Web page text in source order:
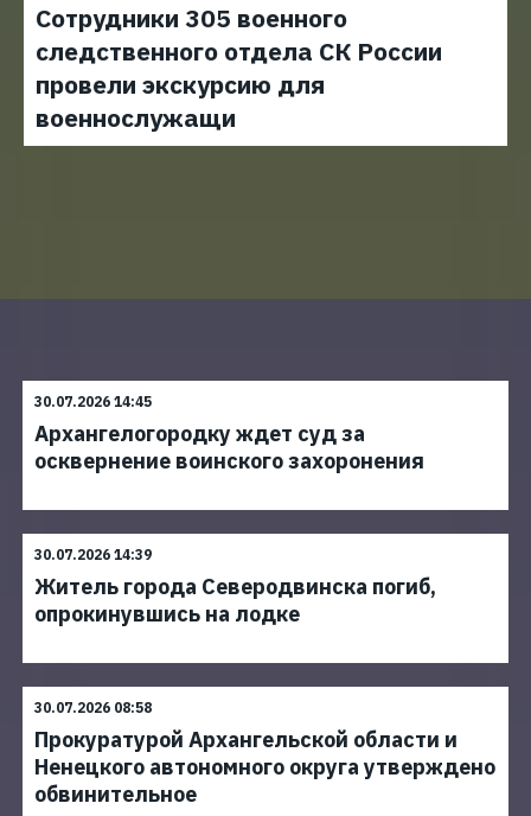
Сотрудники 305 военного
следственного отдела СК России
провели экскурсию для
военнослужащи
30.07.2026 14:45
Архангелогородку ждет суд за
осквернение воинского захоронения
30.07.2026 14:39
Житель города Северодвинска погиб,
опрокинувшись на лодке
30.07.2026 08:58
Прокуратурой Архангельской области и
Ненецкого автономного округа утверждено
обвинительное